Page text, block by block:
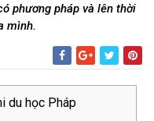
phương pháp và lên thời
mình.
du học Pháp